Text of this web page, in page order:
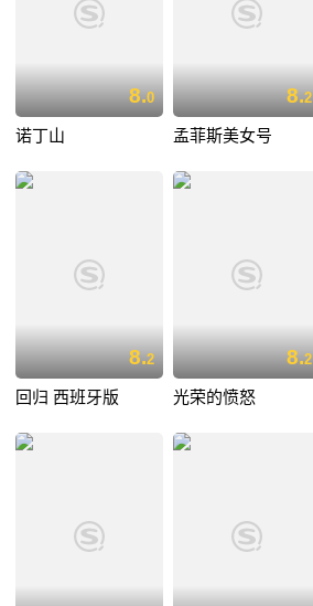
8.0
诺丁山
8.2
孟菲斯美女号
8.2
回归 西班牙版
8.2
光荣的愤怒